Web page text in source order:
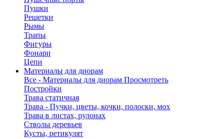
Пушки
Решетки
Рымы
Трапы
Фигуры
Фонари
Цепи
Материалы для диорам
Все - Материалы для диорам Просмотреть
Постройки
Трава статичная
Трава - Пучки, цветы, кочки, полоски, мох
Трава в листах, рулонах
Стволы деревьев
Кусты, ретикулят